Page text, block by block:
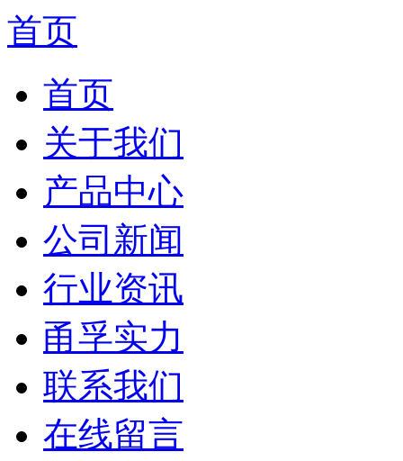
首页
首页
关于我们
产品中心
公司新闻
行业资讯
甬孚实力
联系我们
在线留言